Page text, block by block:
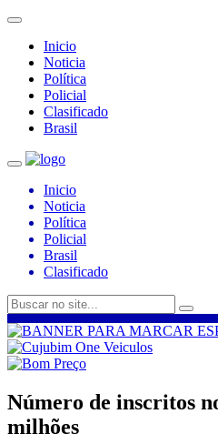
Inicio
Noticia
Política
Policial
Clasificado
Brasil
Inicio
Noticia
Política
Policial
Brasil
Clasificado
Número de inscritos
milhões